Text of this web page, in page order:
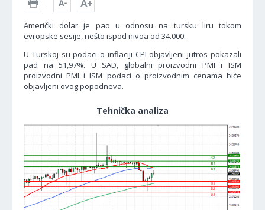
Američki dolar je pao u odnosu na tursku liru tokom
evropske sesije, nešto ispod nivoa od 34.000.
U Turskoj su podaci o inflaciji CPI objavljeni jutros pokazali
pad na 51,97%. U SAD, globalni proizvodni PMI i ISM
proizvodni PMI i ISM podaci o proizvodnim cenama biće
objavljeni ovog popodneva.
Tehnička analiza